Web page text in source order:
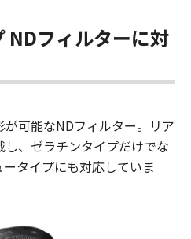
NDフィルターに対
可能なNDフィルター。リア
、ゼラチンタイプだけでな
タイプにも対応していま